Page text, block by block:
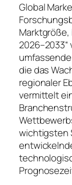
Global
die das
regionaler
vermittelt
wichtigsten